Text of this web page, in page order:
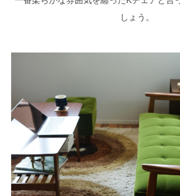
しょう。